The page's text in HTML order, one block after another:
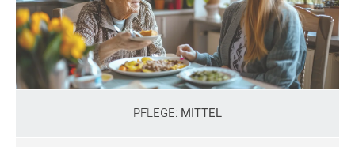
PFLEGE: MITTEL